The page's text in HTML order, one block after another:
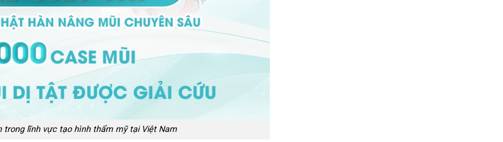
trong lĩnh vực tạo hình thẩm mỹ tại Việt Nam